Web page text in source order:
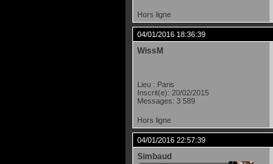
Hors ligne
04/01/2016 18:36:39
WissM
Lieu : Paris
Inscrit(e): 20/02/2015
Messages: 3 589
Hors ligne
04/01/2016 22:57:39
Simbaud